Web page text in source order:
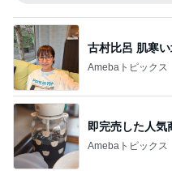
古村比呂 肌寒
Amebaトピックス
即完売した人気
Amebaトピックス